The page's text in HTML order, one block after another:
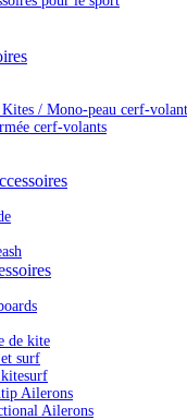
/ Mono-peau cerf-
cerf-volants
de kite
surf
Ailerons
Ailerons